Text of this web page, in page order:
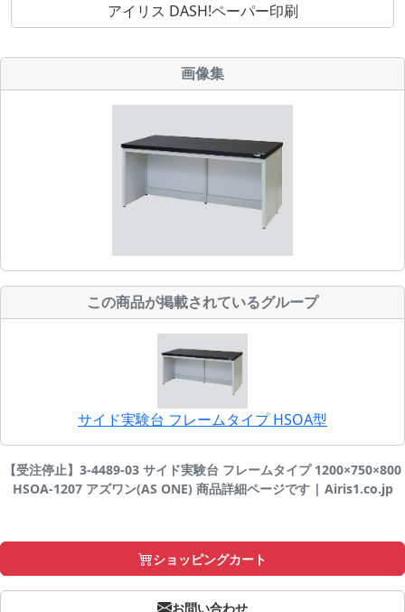
アイリス DASH!ペーパー印刷
画像集
この商品が掲載されているグループ
サイド実験台 フレームタイプ HSOA型
【受注停止】3-4489-03 サイド実験台 フレームタイプ 1200×750×800
HSOA-1207 アズワン(AS ONE) 商品詳細ページです | Airis1.co.jp
ショッピングカート
お問い合わせ